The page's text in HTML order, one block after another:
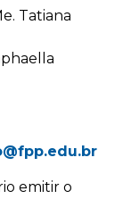
Tatiana
emitir o